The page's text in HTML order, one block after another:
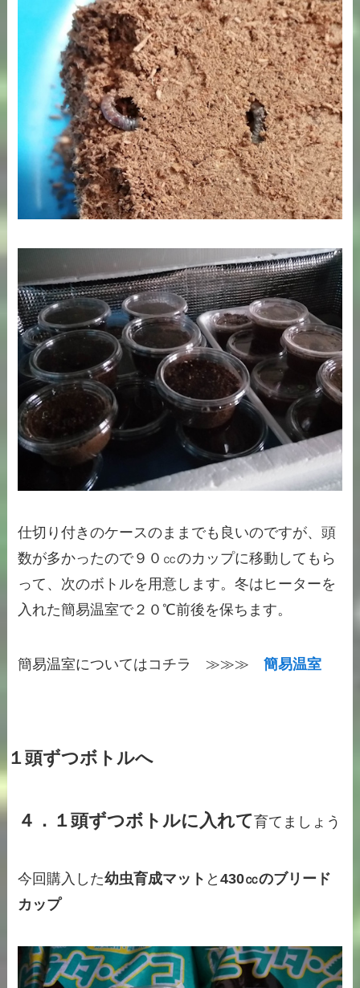
仕切り付きのケースのままでも良いのですが、頭
数が多かったので９０㏄のカップに移動してもら
って、次のボトルを用意します。冬はヒーターを
入れた簡易温室で２０℃前後を保ちます。
簡易温室についてはコチラ ≫≫≫ 簡易温室
１頭ずつボトルへ
４．１頭ずつボトルに入れて育てましょう
今回購入した幼虫育成マット と430㏄のブリード
カップ